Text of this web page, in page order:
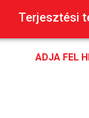
Terjesztési
ADJA FEL